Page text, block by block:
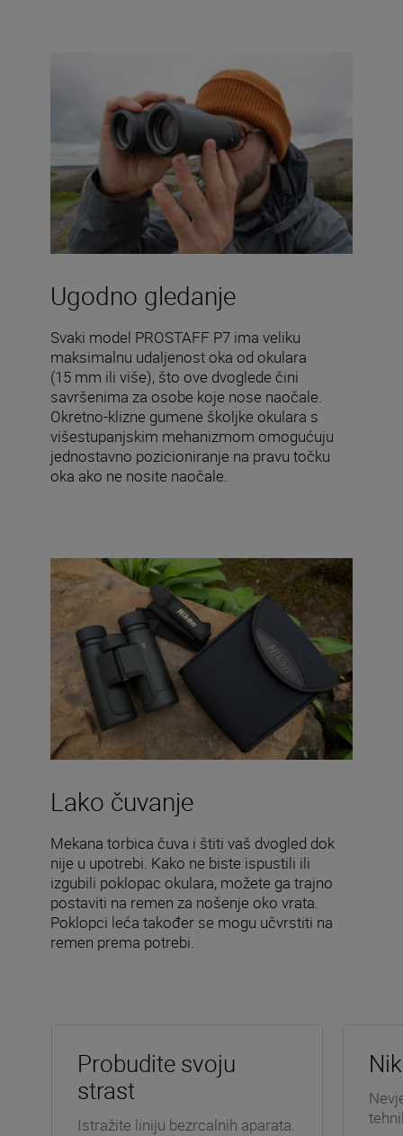
Ugodno gledanje
Svaki model PROSTAFF P7 ima veliku
maksimalnu udaljenost oka od okulara
(15 mm ili više), što ove dvoglede čini
savršenima za osobe koje nose naočale.
Okretno-klizne gumene školjke okulara s
višestupanjskim mehanizmom omogućuju
jednostavno pozicioniranje na pravu točku
oka ako ne nosite naočale.
Lako čuvanje
Mekana torbica čuva i štiti vaš dvogled dok
nije u upotrebi. Kako ne biste ispustili ili
izgubili poklopac okulara, možete ga trajno
postaviti na remen za nošenje oko vrata.
Poklopci leća također se mogu učvrstiti na
remen prema potrebi.
Probudite svoju
strast
Istražite liniju bezrcalnih aparata.